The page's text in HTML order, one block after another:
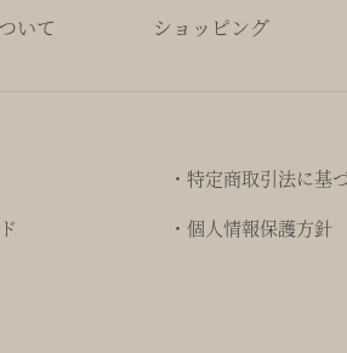
いて ショッピング
・特定商取引法に基
・個人情報保護方針